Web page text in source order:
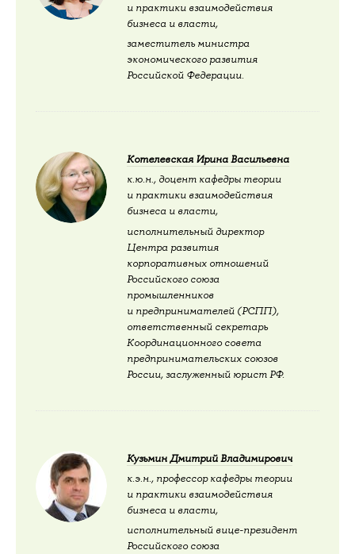
и практики взаимодействия
бизнеса и власти,
заместитель министра
экономического развития
Российской Федерации.
Котелевская Ирина Васильевна
к.ю.н., доцент кафедры теории
и практики взаимодействия
бизнеса и власти,
исполнительный директор
Центра развития
корпоративных отношений
Российского союза
промышленников
и предпринимателей (РСПП),
ответственный секретарь
Координационного совета
предпринимательских союзов
России, заслуженный юрист РФ.
Кузьмин Дмитрий Владимирович
к.э.н., профессор кафедры теории
и практики взаимодействия
бизнеса и власти,
исполнительный вице-президент
Российского союза